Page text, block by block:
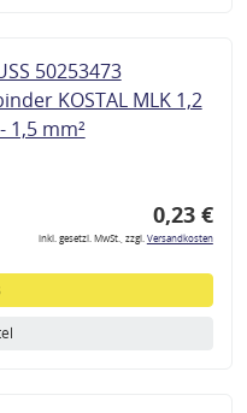
50253473
KOSTAL MLK 1,2
1,5 mm²
0,23 €
inkl. gesetzl. MwSt., zzgl.Versandkosten